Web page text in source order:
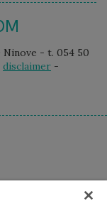
Ninove - t. 054 50
disclaimer -